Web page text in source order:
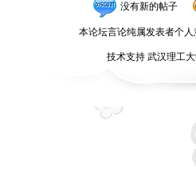
没有新的帖子
本论坛言论纯属发表者个
技术支持 武汉理工